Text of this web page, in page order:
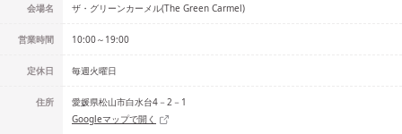
会場名 ザ・グリーンカーメル(The Green Carmel)
営業時間 10:00～19:00
定休日 毎週火曜日
住所
愛媛県松山市白水台4－2－1
Googleマップで開く